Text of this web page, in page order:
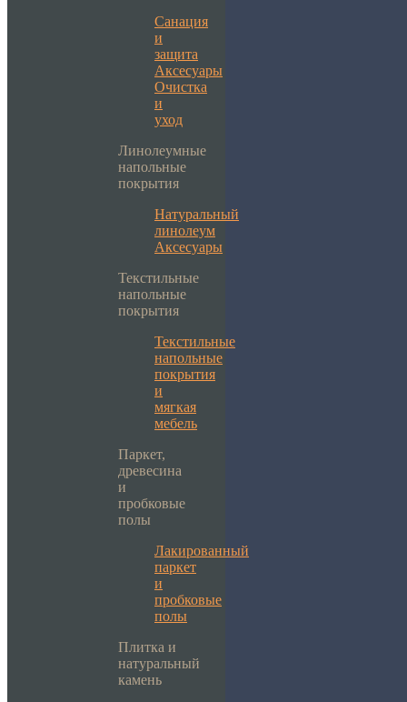
Санация
и
защита
Аксесуары
Очистка
и
уход
Линолеумные
напольные
покрытия
Натуральный
линолеум
Аксесуары
Текстильные
напольные
покрытия
Текстильные
напольные
покрытия
и
мягкая
мебель
Паркет,
древесина
и
пробковые
полы
Лакированный
паркет
и
пробковые
полы
Плитка и
натуральный
камень